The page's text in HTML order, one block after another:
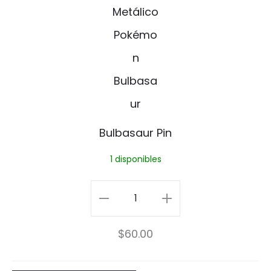
u
l
b
a
s
r
i
n
Bulbasaur Pin
1 disponibles
Bulbasaur
Pin
cantidad
$60.00